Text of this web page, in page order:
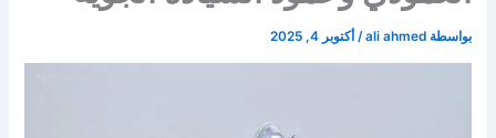
بواسطة ali ahmed
/ أكتوبر 4, 2025